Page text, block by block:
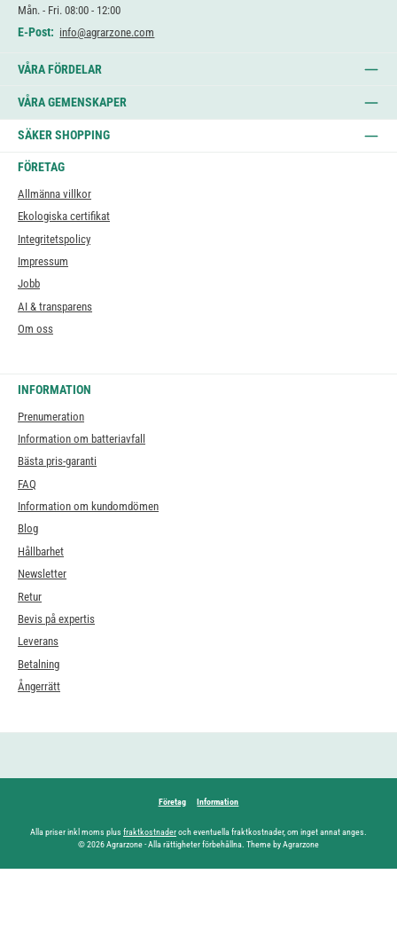
Mån. - Fri. 08:00 - 12:00
E-Post: info@agrarzone.com
VÅRA FÖRDELAR
VÅRA GEMENSKAPER
SÄKER SHOPPING
FÖRETAG
Allmänna villkor
Ekologiska certifikat
Integritetspolicy
Impressum
Jobb
AI & transparens
Om oss
INFORMATION
Prenumeration
Information om batteriavfall
Bästa pris-garanti
FAQ
Information om kundomdömen
Blog
Hållbarhet
Newsletter
Retur
Bevis på expertis
Leverans
Betalning
Ångerrätt
Företag Information
Alla priser inkl moms plus fraktkostnaderoch eventuella fraktkostnader, om inget annat anges.
© 2026 Agrarzone - Alla rättigheter förbehållna. Theme by Agrarzone